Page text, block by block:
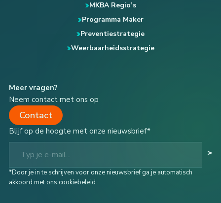
MKBA Regio’s
Programma Maker
Preventiestrategie
Weerbaarheidsstrategie
Meer vragen?
Neem contact met ons op
Contact
Blijf op de hoogte met onze nieuwsbrief*
Typ je e-mail...
>
*Door je in te schrijven voor onze nieuwsbrief ga je automatisch
akkoord met ons cookiebeleid